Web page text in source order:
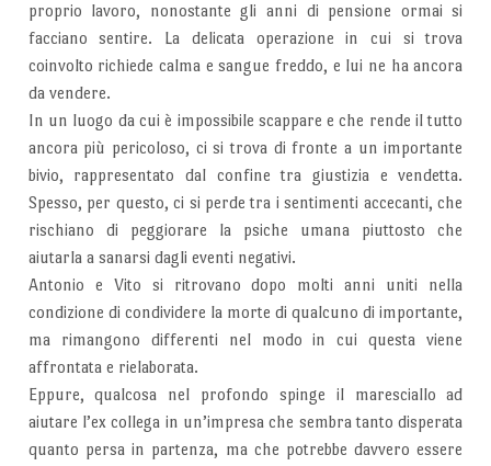
proprio lavoro, nonostante gli anni di pensione ormai si
facciano sentire. La delicata operazione in cui si trova
coinvolto richiede calma e sangue freddo, e lui ne ha ancora
da vendere.
In un luogo da cui è impossibile scappare e che rende il tutto
ancora più pericoloso, ci si trova di fronte a un importante
bivio, rappresentato dal confine tra giustizia e vendetta.
Spesso, per questo, ci si perde tra i sentimenti accecanti, che
rischiano di peggiorare la psiche umana piuttosto che
aiutarla a sanarsi dagli eventi negativi.
Antonio e Vito si ritrovano dopo molti anni uniti nella
condizione di condividere la morte di qualcuno di importante,
ma rimangono differenti nel modo in cui questa viene
affrontata e rielaborata.
Eppure, qualcosa nel profondo spinge il maresciallo ad
aiutare l’ex collega in un’impresa che sembra tanto disperata
quanto persa in partenza, ma che potrebbe davvero essere